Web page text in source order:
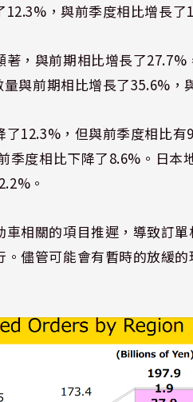
，與前季度相比增長了
，與前期相比增長了
與前期相比增長了35.6%，
12.3%，但與前季度相比
季度相比下降了8.6%。日本
。
相關的項目推遲，導致訂
儘管可能會有暫時的放緩